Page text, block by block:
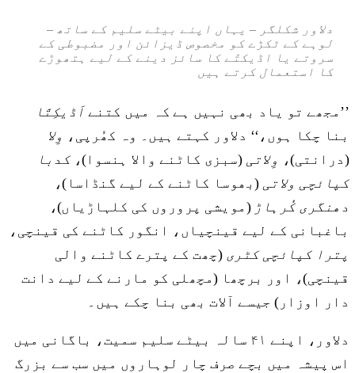
دلاور شکلگر – یہاں اپنے بیٹے سلیم کے ساتھ –
لوہے کے ٹکڑے کو مخصوص ڈیزائن اور مضبوطی کے
سروتے یا اڈیکتّے کا سائز دینے کے لیے ہتھوڑے
کا استعمال کرتے ہیں
’’مجھے تو یاد بھی نہیں ہے کہ میں کتنےاَڈیکِتّا
بنا چکا ہوں،‘‘ دلاور کہتے ہیں۔ وہ کھُرپی، وِلا
(درانتی)، وِلاتی (سبزی کاٹنے والا ہنسوا)،کدبا
کپائچی ولاتی (بھوسا کاٹنے کے لیے گنڈاسا)،
دھنگری کُرہاڑ (مویشی پروروں کی کلہاڑیاں)،
باغبانی کے لیے قینچیاں، انگور کاٹنے کی قینچی،
پترا کپائچی کٹری (چھت کے پترے کاٹنے والی
قینچی)، اور برچھا (مچھلی کو مارنے کے لیے دانت
دار اوزار) جیسے آلات بھی بنا چکے ہیں۔
دلاور، اپنے ۴۱ سالہ بیٹے سلیم سمیت، باگانی میں
اس پیشہ میں بچے صرف چار لوہاروں میں سب سے بزرگ